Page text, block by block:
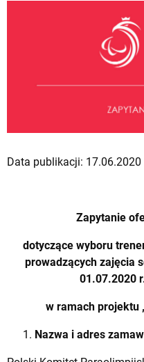
Data publikacji: 17.06.2020
Zapytanie
dotyczące wyboru
prowadzących zajęcia
01.07.2020
w ramach projektu
Nazwa i adres